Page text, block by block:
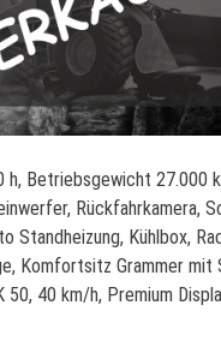
h, Betriebsgewicht 27.000
Rückfahrkamera,
Standheizung, Kühlbox,
Komfortsitz Grammer mit
50, 40 km/h, Premium